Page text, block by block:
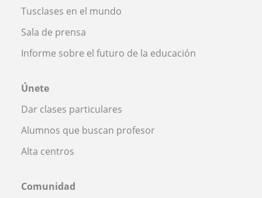
Tusclases en el mundo
Sala de prensa
Informe sobre el futuro de la educación
Únete
Dar clases particulares
Alumnos que buscan profesor
Alta centros
Comunidad